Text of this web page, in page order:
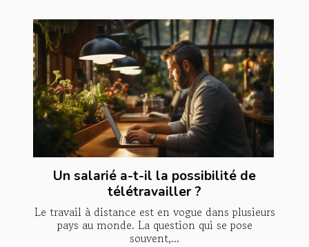
Un salarié a-t-il la possibilité de
télétravailler ?
Le travail à distance est en vogue dans plusieurs
pays au monde. La question qui se pose
souvent,...